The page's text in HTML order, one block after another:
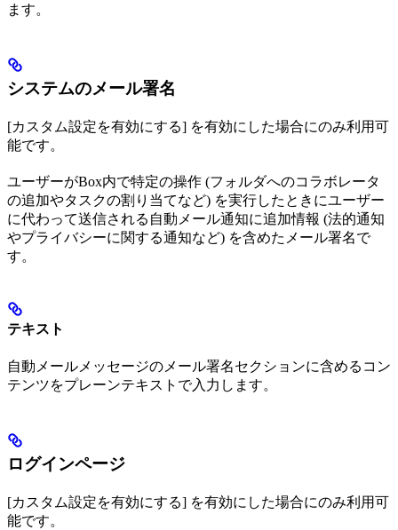
ます。
システムのメール署名
[カスタム設定を有効にする] を有効にした場合にのみ利用可
能です。
ユーザーがBox内で特定の操作 (フォルダへのコラボレータ
の追加やタスクの割り当てなど) を実行したときにユーザー
に代わって送信される自動メール通知に追加情報 (法的通知
やプライバシーに関する通知など) を含めたメール署名で
す。
テキスト
自動メールメッセージのメール署名セクションに含めるコン
テンツをプレーンテキストで入力します。
ログインページ
[カスタム設定を有効にする] を有効にした場合にのみ利用可
能です。